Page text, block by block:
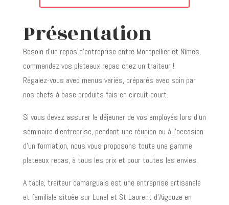
Présentation
Besoin d’un repas d’entreprise entre Montpellier et Nîmes,
commandez vos plateaux repas chez un traiteur !
Régalez-vous avec menus variés, préparés avec soin par
nos chefs à base produits fais en circuit court.
Si vous devez assurer le déjeuner de vos employés lors d’un
séminaire d’entreprise, pendant une réunion ou à l’occasion
d’un formation, nous vous proposons toute une gamme
plateaux repas, à tous les prix et pour toutes les envies.
A table, traiteur camarguais est une entreprise artisanale
et familiale située sur Lunel et St Laurent d’Aigouze en